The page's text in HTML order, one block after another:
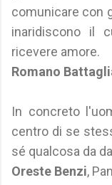
comunicare con
inaridiscono il
ricevere amore.
Romano
In concreto
centro di se
sé qualcosa da
Oreste Benzi,